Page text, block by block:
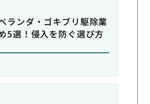
ランダ・ゴキブリ駆除業
5選！侵入を防ぐ選び方